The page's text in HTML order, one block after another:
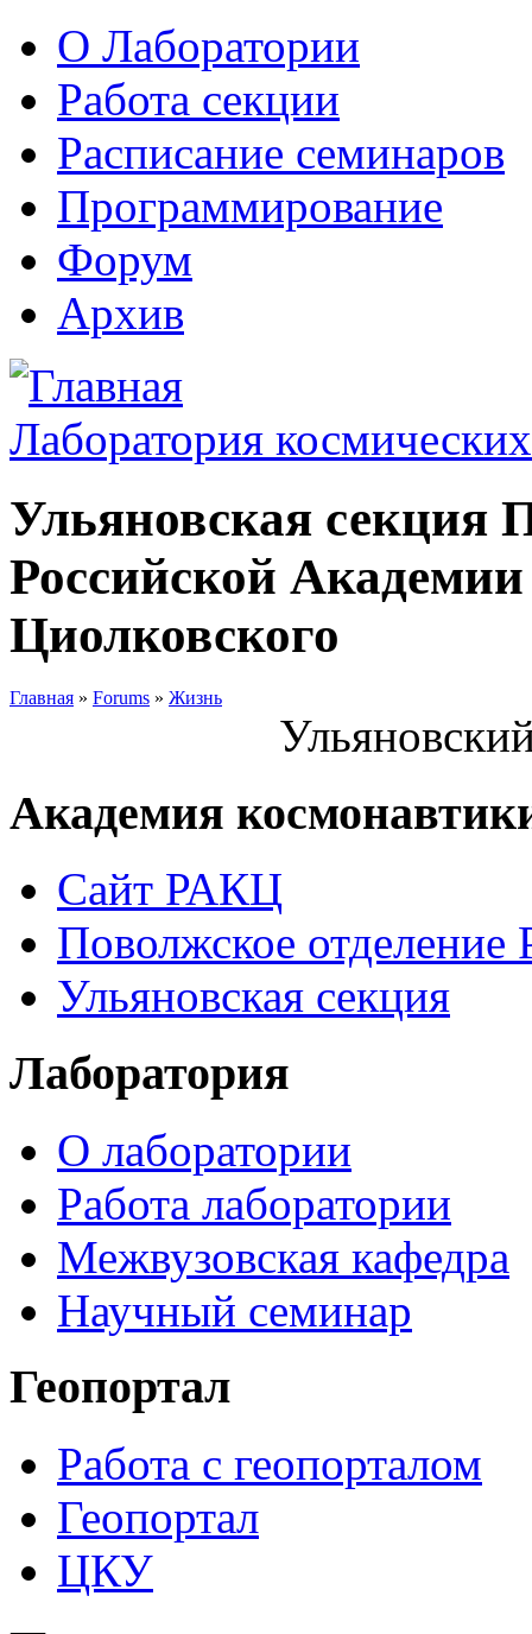
О Лаборатории
Работа секции
Расписание семинаров
Программирование
Форум
Архив
Лаборатория
Ульяновская секция
Российской
Циолковского
Главная » Forums » Жизнь
Академия
Сайт РАКЦ
Поволжское
Ульяновская секция
Лаборатория
О лаборатории
Работа лаборатории
Межвузовская кафедра
Научный семинар
Геопортал
Работа с геопорталом
Геопортал
ЦКУ